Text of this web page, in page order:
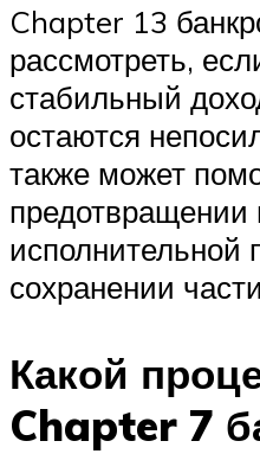
Chapter 13
рассмотреть,
стабильный
остаются
также может
предотвращении
исполнительной
сохранении
Какой
Chapter 7